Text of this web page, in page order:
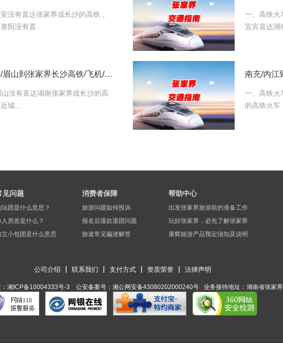
没有直达张家界或长沙的高铁，
阳没有直…
一、高铁火
宜宾直达湖
遂宁/广安/泸州/达州/眉山到张家界长沙高铁/飞机/汽车/火车交通指南
没有直达湖南张家界或长沙的高
城…
一、高铁火
的高铁火车
见问题
玩团是什么意思？
人房差是什么？
立小包团是什么意思
消费者保障
旅游问题如何投诉
报名后退款退团问题
旅途常见骗述解答
帮助中心
出发张家界旅游前的准备工作
玩好张家界，必先了解张家界
康辉旅游产品预定须知及说明
公司介绍 联系我们 支付方式 资质荣誉 法律声明
湘ICP备10004333号-3 公安备案号：湘公网安备43080202000240号 ​ 业务接待地址：湖南省张家